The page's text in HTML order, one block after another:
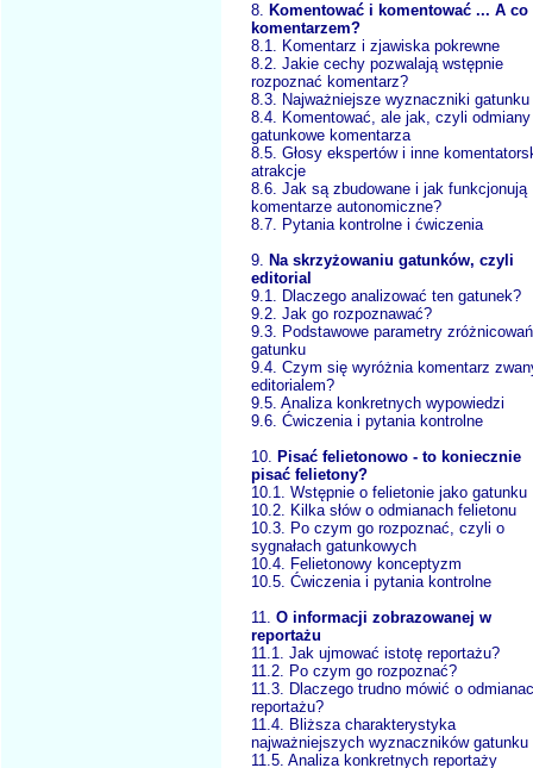
8. Komentować i komentować ... A co
komentarzem?
8.1. Komentarz i zjawiska pokrewne
8.2. Jakie cechy pozwalają wstępnie
rozpoznać komentarz?
8.3. Najważniejsze wyznaczniki gatunku
8.4. Komentować, ale jak, czyli odmiany
gatunkowe komentarza
8.5. Głosy ekspertów i inne
atrakcje
8.6. Jak są zbudowane i jak funkcjonują
komentarze autonomiczne?
8.7. Pytania kontrolne i ćwiczenia
9. Na skrzyżowaniu gatunków, czyli
editorial
9.1. Dlaczego analizować ten gatunek?
9.2. Jak go rozpoznawać?
9.3. Podstawowe parametry zróżnicowań
gatunku
9.4. Czym się wyróżnia komentarz
editorialem?
9.5. Analiza konkretnych wypowiedzi
9.6. Ćwiczenia i pytania kontrolne
10. Pisać felietonowo - to koniecznie
pisać felietony?
10.1. Wstępnie o felietonie jako gatunku
10.2. Kilka słów o odmianach felietonu
10.3. Po czym go rozpoznać, czyli o
sygnałach gatunkowych
10.4. Felietonowy konceptyzm
10.5. Ćwiczenia i pytania kontrolne
11. O informacji zobrazowanej w
reportażu
11.1. Jak ujmować istotę reportażu?
11.2. Po czym go rozpoznać?
11.3. Dlaczego trudno mówić o
reportażu?
11.4. Bliższa charakterystyka
najważniejszych wyznaczników gatunku
11.5. Analiza konkretnych reportaży